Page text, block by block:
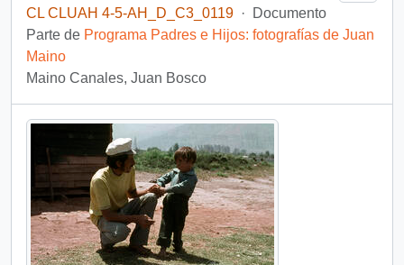
CL CLUAH 4-5-AH_D_C3_0119 ·
Documento
Parte de Programa Padres e Hijos: fotografías de Juan
Maino
Maino Canales, Juan Bosco